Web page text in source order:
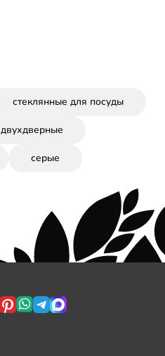
стеклянные для посуды
двухдверные
серые